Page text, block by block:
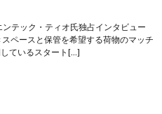
テック・ティオ氏独占インタビュー
スペースと保管を希望する荷物のマッチ
ているスタート[…]